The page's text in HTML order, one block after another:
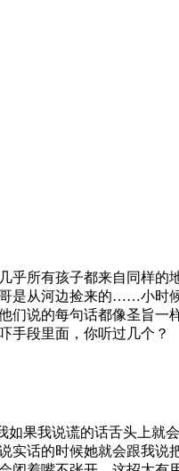
乎所有孩子都来自同样的
是从河边捡来的……小时
们说的每句话都像圣旨一
手段里面，你听过几个？
如果我说谎的话舌头上就
实话的时候她就会跟我说